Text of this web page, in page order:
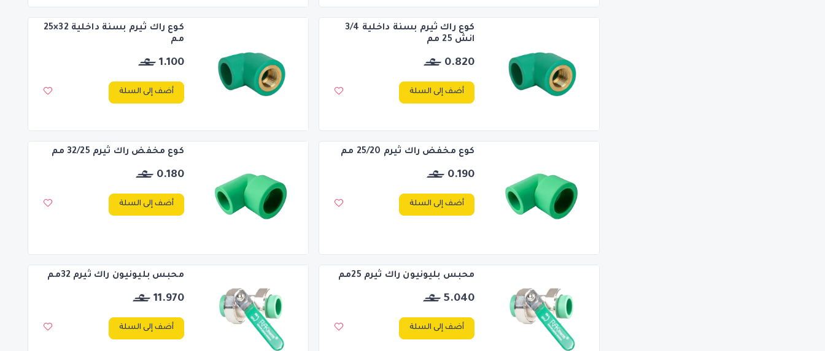
كوع راك ثيرم بسنة داخلية 3/4
انش 25 مم
0.820
أضف إلى السلة
كوع راك ثيرم بسنة داخلية 32×25
مم
1.100
أضف إلى السلة
كوع مخفض راك ثيرم 25/20 مم
0.190
أضف إلى السلة
كوع مخفض راك ثيرم 32/25 مم
0.180
أضف إلى السلة
محبس بليونيون راك ثيرم 25مم
5.040
أضف إلى السلة
محبس بليونيون راك ثيرم 32مم
11.970
أضف إلى السلة